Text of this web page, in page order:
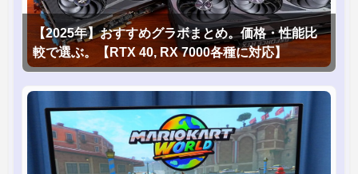
【2025年】おすすめグラボまとめ。価格・性能比
較で選ぶ。【RTX 40, RX 7000各種に対応】